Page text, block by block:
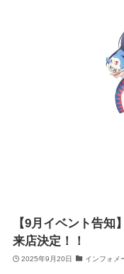
【9月イベント告
来店決定！！
2025年9月20日 インフォメ